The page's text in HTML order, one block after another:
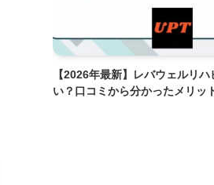
【2026年最新】レバウェルリ
い？口コミから分かったメリッ